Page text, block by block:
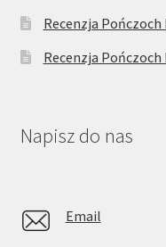
Recenzja
Recenzja Pończoch
Napisz do nas
Email